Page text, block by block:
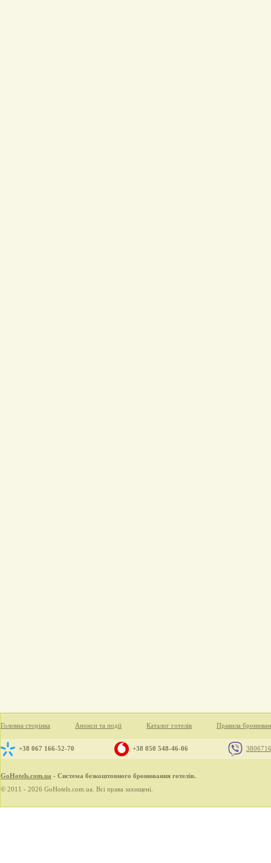
Головна сторінка Анонси та події Каталог готелів Правила
+38 067 166-52-70 +38 050 548-46-06
GoHotels.com.ua - Система безкоштовного бронювання готелів.
© 2011 - 2026 GoHotels.com.ua. Всі права захищені.